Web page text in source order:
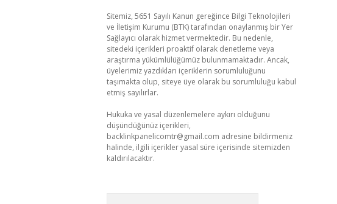
Sitemiz, 5651 Sayılı Kanun gereğince Bilgi Teknolojileri
ve İletişim Kurumu (BTK) tarafından onaylanmış bir Yer
Sağlayıcı olarak hizmet vermektedir. Bu nedenle,
sitedeki içerikleri proaktif olarak denetleme veya
araştırma yükümlülüğümüz bulunmamaktadır. Ancak,
üyelerimiz yazdıkları içeriklerin sorumluluğunu
taşımakta olup, siteye üye olarak bu sorumluluğu kabul
etmiş sayılırlar.
Hukuka ve yasal düzenlemelere aykırı olduğunu
düşündüğünüz içerikleri,
backlinkpanelicomtr@gmail.com adresine bildirmeniz
halinde, ilgili içerikler yasal süre içerisinde sitemizden
kaldırılacaktır.